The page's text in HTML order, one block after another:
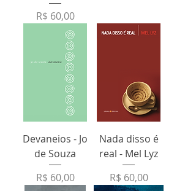
Preço
R$ 60,00
Devaneios - Jo
de Souza
Preço
R$ 60,00
Nada disso é
real - Mel Lyz
Preço
R$ 60,00